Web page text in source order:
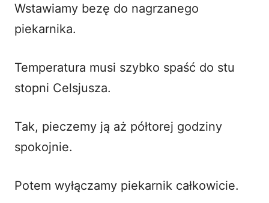
Wstawiamy bezę do nagrzanego
piekarnika.
Temperatura musi szybko spaść do stu
stopni Celsjusza.
Tak, pieczemy ją aż półtorej godziny
spokojnie.
Potem wyłączamy piekarnik całkowicie.